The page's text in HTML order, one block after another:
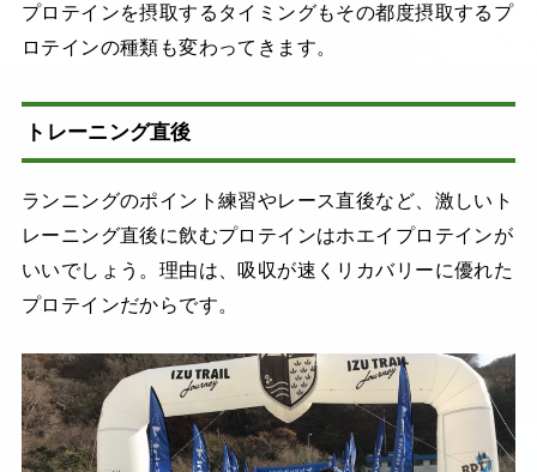
プロテインを摂取するタイミングもその都度摂取するプ
ロテインの種類も変わってきます。
トレーニング直後
ランニングのポイント練習やレース直後など、激しいト
レーニング直後に飲むプロテインはホエイプロテインが
いいでしょう。理由は、吸収が速くリカバリーに優れた
プロテインだからです。